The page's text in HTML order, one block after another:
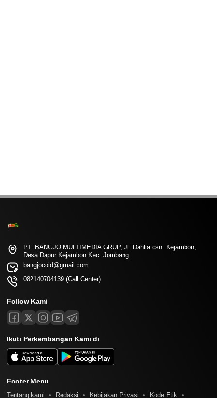
PT. BANGJO MULTIMEDIA GRUP, Jl. Dahlia dsn. Kejambon,
Desa Dapur Kejambon Kec. Jombang
bangjocoid@gmail.com
082140704139 (Call Center)
Follow Kami
Ikuti Perkembangan Kami di
Footer Menu
Tentang kami Redaksi Kebijakan Privasi
Kode Etik